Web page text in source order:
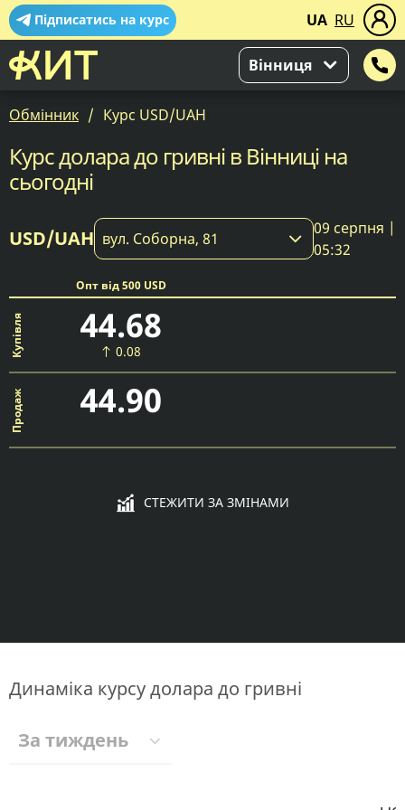
Підписатись на курс UA RU
Вінниця
Обмінник Курс USD/UAH
Курс долара до гривні в Вінниці на
сьогодні
USD/UAH вул. Соборна, 81
09 серпня |
05:32
Опт від 500 USD
44.68
0.08
44.90
СТЕЖИТИ ЗА ЗМІНАМИ
Динаміка курсу долара до гривні
За тиждень